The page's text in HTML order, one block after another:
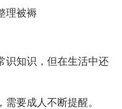
理被褥
识知识，但在生活中还
要成人不断提醒。